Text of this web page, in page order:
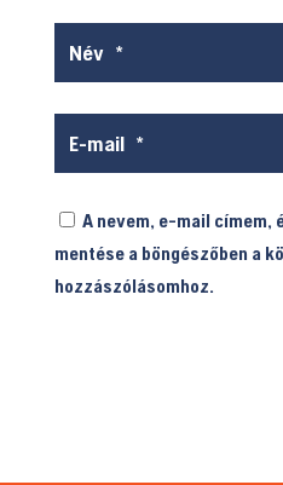
A nevem, e-mail címem,
mentése a böngészőben a
hozzászólásomhoz.